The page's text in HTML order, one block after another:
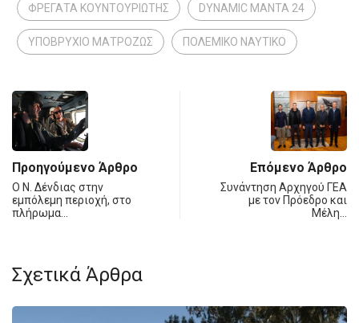
ΦΡΕΓΑΤΑ ΚΟΥΝΤΟΥΡΙΩΤΗΣ DYNAMIC MANTA 24
ΥΠΟΒΡΥΧΙΟ ΜΑΤΡΟΖΩΣ ΠΟΛΕΜΙΚΟ ΝΑΥΤΙΚΟ
Προηγούμενο Άρθρο
Ο Ν. Δένδιας στην
εμπόλεμη περιοχή, στο
πλήρωμα…
Επόμενο Άρθρο
Συνάντηση Αρχηγού ΓΕΑ
με τον Πρόεδρο και
Μέλη…
Σχετικά Άρθρα